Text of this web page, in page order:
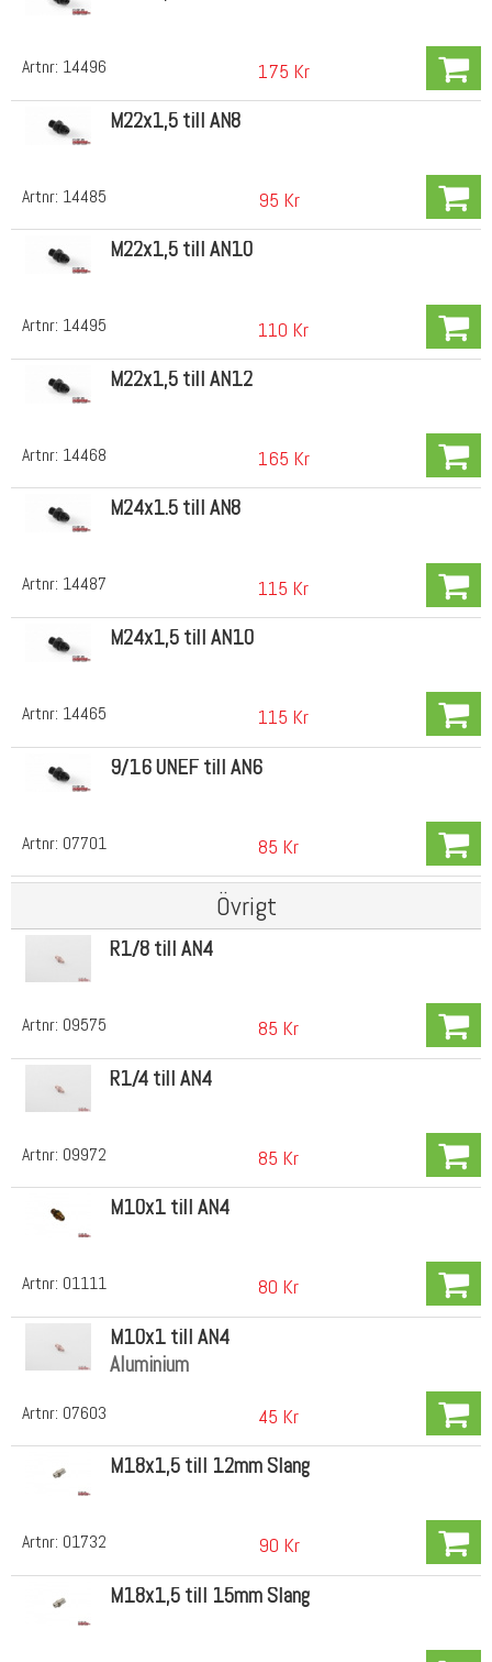
Artnr: 14496 175 Kr
Artnr: 14485
M22x1,5 till AN8
95 Kr
Artnr: 14495
M22x1,5 till AN10
110 Kr
Artnr: 14468
M22x1,5 till AN12
165 Kr
Artnr: 14487
M24x1.5 till AN8
115 Kr
Artnr: 14465
M24x1,5 till AN10
115 Kr
Artnr: 07701
9/16 UNEF till AN6
85 Kr
Övrigt
Artnr: 09575
R1/8 till AN4
85 Kr
Artnr: 09972
R1/4 till AN4
85 Kr
Artnr: 01111
M10x1 till AN4
80 Kr
Artnr: 07603
M10x1 till AN4
Aluminium
45 Kr
Artnr: 01732
M18x1,5 till 12mm Slang
90 Kr
M18x1,5 till 15mm Slang